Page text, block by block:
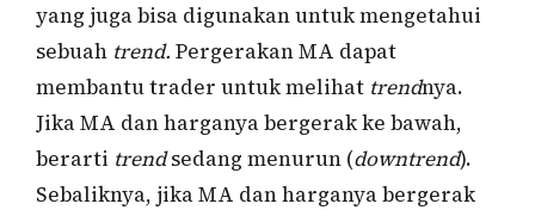
yang juga bisa digunakan untuk mengetahui
sebuah trend. Pergerakan MA dapat
membantu trader untuk melihat trendnya.
Jika MA dan harganya bergerak ke bawah,
berarti trendsedang menurun (downtrend).
Sebaliknya, jika MA dan harganya bergerak